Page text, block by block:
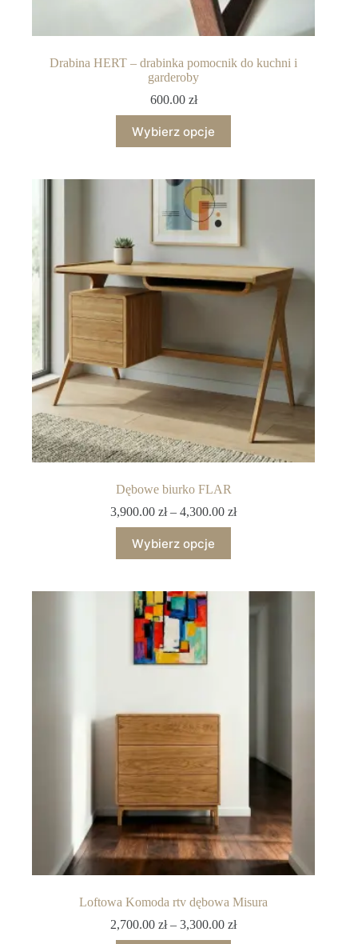
Drabina HERT – drabinka pomocnik do kuchni i
garderoby
600.00 zł
Wybierz opcje
Dębowe biurko FLAR
3,900.00zł – 4,300.00zł
Wybierz opcje
Loftowa Komoda rtv dębowa Misura
2,700.00zł – 3,300.00zł